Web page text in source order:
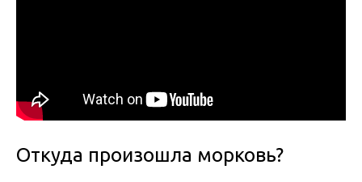
Откуда произошла морковь?